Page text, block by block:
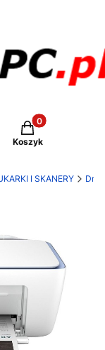
Produkty w
Koszyk
I SKANERY